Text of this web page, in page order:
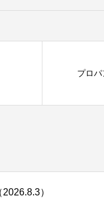
再確認する。基調講
市ガス業界の取り組
プロ
）